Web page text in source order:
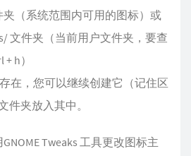
（系统范围内可用的图标）或
文件夹（当前用户文件夹，要查
h）
在，您可以继续创建它（记住区
件夹放入其中。
Tweaks 工具更改图标主